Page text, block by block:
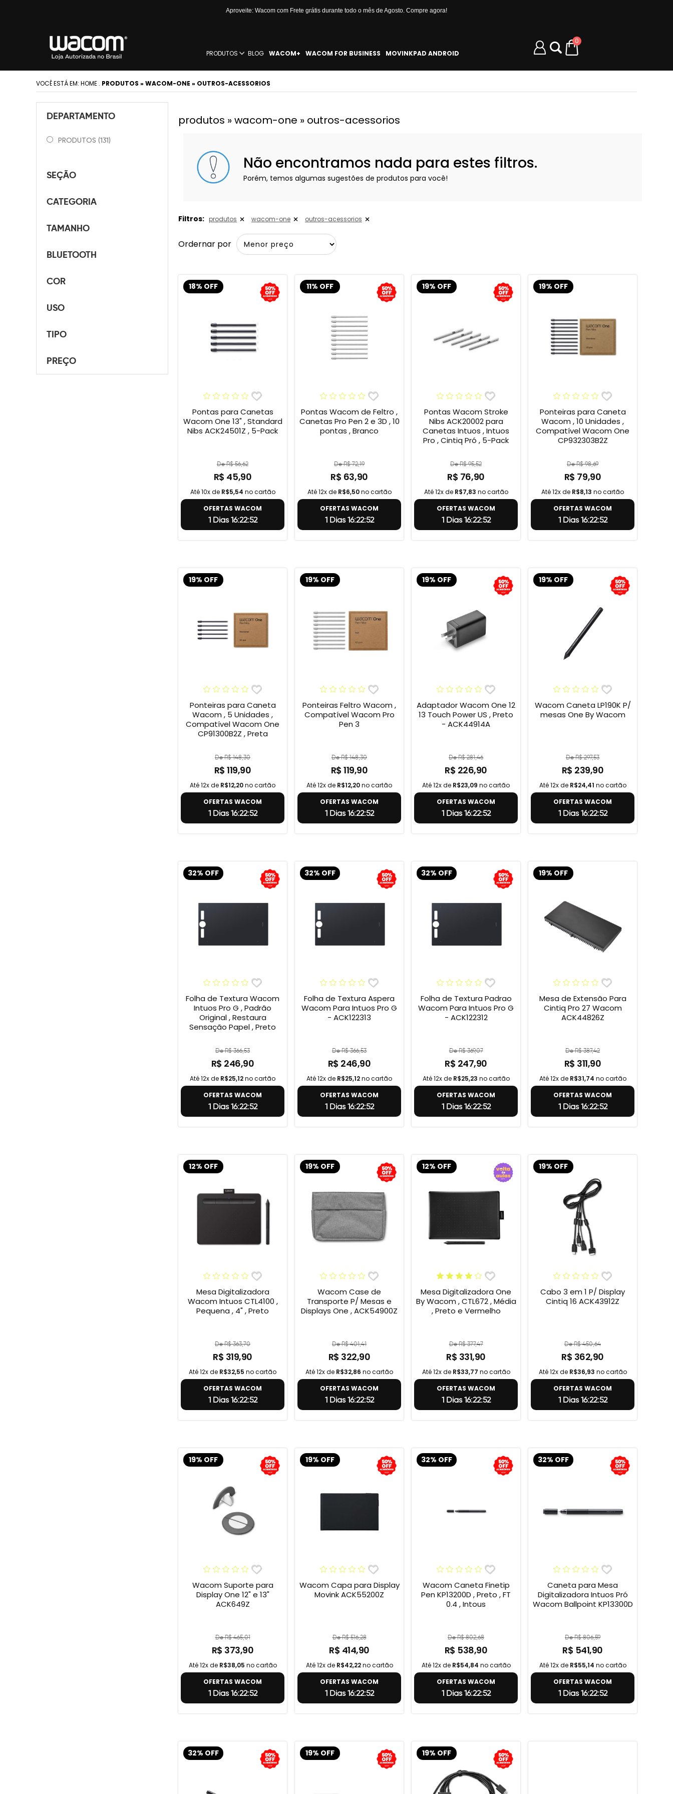
Aproveite: Wacom com Frete grátis durante todo o mês de Agosto. Compre agora!
PRODUTOS BLOG WACOM+ WACOM FOR BUSINESS MOVINKPAD ANDROID
0
VOCÊ ESTÁ EM: HOME . PRODUTOS » WACOM-ONE » OUTROS-ACESSORIOS
DEPARTAMENTO
PRODUTOS (131)
SEÇÃO
CATEGORIA
TAMANHO
BLUETOOTH
COR
USO
TIPO
PREÇO
produtos » wacom-one » outros-acessorios
Não encontramos nada para estes filtros.
Porém, temos algumas sugestões de produtos para você!
Filtros: produtos wacom-one outros-acessorios
Ordernar por
18% OFF
Pontas para Canetas
Wacom One 13" , Standard
Nibs ACK24501Z , 5-Pack
De R$ 56,62
R$ 45,90
Até 10x de R$5,54 no cartão
OFERTAS WACOM
1 Dias 16:22:51
11% OFF
Pontas Wacom de Feltro ,
Canetas Pro Pen 2 e 3D , 10
pontas , Branco
De R$ 72,19
R$ 63,90
Até 12x de R$6,50no cartão
OFERTAS WACOM
1 Dias 16:22:51
19% OFF
Pontas Wacom Stroke
Nibs ACK20002 para
Canetas Intuos , Intuos
Pro , Cintiq Pró , 5-Pack
De R$ 95,52
R$ 76,90
Até 12x de R$7,83 no cartão
OFERTAS WACOM
1 Dias 16:22:51
19% OFF
Ponteiras para Caneta
Wacom , 10 Unidades ,
Compatível Wacom One
CP932303B2Z
De R$ 98,69
R$ 79,90
Até 12x de R$8,13 no cartão
OFERTAS WACOM
1 Dias 16:22:51
19% OFF
Ponteiras para Caneta
Wacom , 5 Unidades ,
Compatível Wacom One
CP91300B2Z , Preta
De R$ 148,30
R$ 119,90
Até 12x de R$12,20no cartão
OFERTAS WACOM
1 Dias 16:22:51
19% OFF
Ponteiras Feltro Wacom ,
Compatível Wacom Pro
Pen 3
De R$ 148,30
R$ 119,90
Até 12x de R$12,20no cartão
OFERTAS WACOM
1 Dias 16:22:51
19% OFF
Adaptador Wacom One 12
13 Touch Power US , Preto
- ACK44914A
De R$ 281,46
R$ 226,90
Até 12x de R$23,09 no cartão
OFERTAS WACOM
1 Dias 16:22:51
19% OFF
Wacom Caneta LP190K P/
mesas One By Wacom
De R$ 297,53
R$ 239,90
Até 12x de R$24,41 no cartão
OFERTAS WACOM
1 Dias 16:22:51
32% OFF
Folha de Textura Wacom
Intuos Pro G , Padrão
Original , Restaura
Sensação Papel , Preto
De R$ 366,53
R$ 246,90
Até 12x de R$25,12no cartão
OFERTAS WACOM
1 Dias 16:22:51
32% OFF
Folha de Textura Aspera
Wacom Para Intuos Pro G
- ACK122313
De R$ 366,53
R$ 246,90
Até 12x de R$25,12no cartão
OFERTAS WACOM
1 Dias 16:22:51
32% OFF
Folha de Textura Padrao
Wacom Para Intuos Pro G
- ACK122312
De R$ 369,07
R$ 247,90
Até 12x de R$25,23 no cartão
OFERTAS WACOM
1 Dias 16:22:51
19% OFF
Mesa de Extensão Para
Cintiq Pro 27 Wacom
ACK44826Z
De R$ 387,42
R$ 311,90
Até 12x de R$31,74 no cartão
OFERTAS WACOM
1 Dias 16:22:51
12% OFF
Mesa Digitalizadora
Wacom Intuos CTL4100 ,
Pequena , 4" , Preto
De R$ 363,70
R$ 319,90
Até 12x de R$32,55 no cartão
OFERTAS WACOM
1 Dias 16:22:51
19% OFF
Wacom Case de
Transporte P/ Mesas e
Displays One , ACK54900Z
De R$ 401,41
R$ 322,90
Até 12x de R$32,86 no cartão
OFERTAS WACOM
1 Dias 16:22:51
12% OFF
Mesa Digitalizadora One
By Wacom , CTL672 , Média
, Preto e Vermelho
De R$ 377,47
R$ 331,90
Até 12x de R$33,77 no cartão
OFERTAS WACOM
1 Dias 16:22:51
19% OFF
Cabo 3 em 1 P/ Display
Cintiq 16 ACK43912Z
De R$ 450,64
R$ 362,90
Até 12x de R$36,93 no cartão
OFERTAS WACOM
1 Dias 16:22:51
19% OFF
Wacom Suporte para
Display One 12" e 13"
ACK649Z
De R$ 465,01
R$ 373,90
Até 12x de R$38,05 no cartão
OFERTAS WACOM
1 Dias 16:22:51
19% OFF
Wacom Capa para Display
Movink ACK55200Z
De R$ 516,28
R$ 414,90
Até 12x de R$42,22no cartão
OFERTAS WACOM
1 Dias 16:22:51
32% OFF
Wacom Caneta Finetip
Pen KP13200D , Preto , FT
0.4 , Intous
De R$ 802,68
R$ 538,90
Até 12x de R$54,84 no cartão
OFERTAS WACOM
1 Dias 16:22:51
32% OFF
Caneta para Mesa
Digitalizadora Intuos Pró
Wacom Ballpoint KP13300D
De R$ 806,59
R$ 541,90
Até 12x de R$55,14 no cartão
OFERTAS WACOM
1 Dias 16:22:51
32% OFF 19% OFF 19% OFF